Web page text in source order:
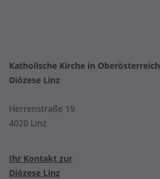
Katholische Kirche in Oberösterreich
Diözese Linz
Herrenstraße 19
4020 Linz
Ihr Kontakt zur
Diözese Linz